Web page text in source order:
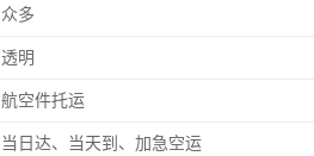
众多
透明
航空件托运
当日达、当天到、加急空运